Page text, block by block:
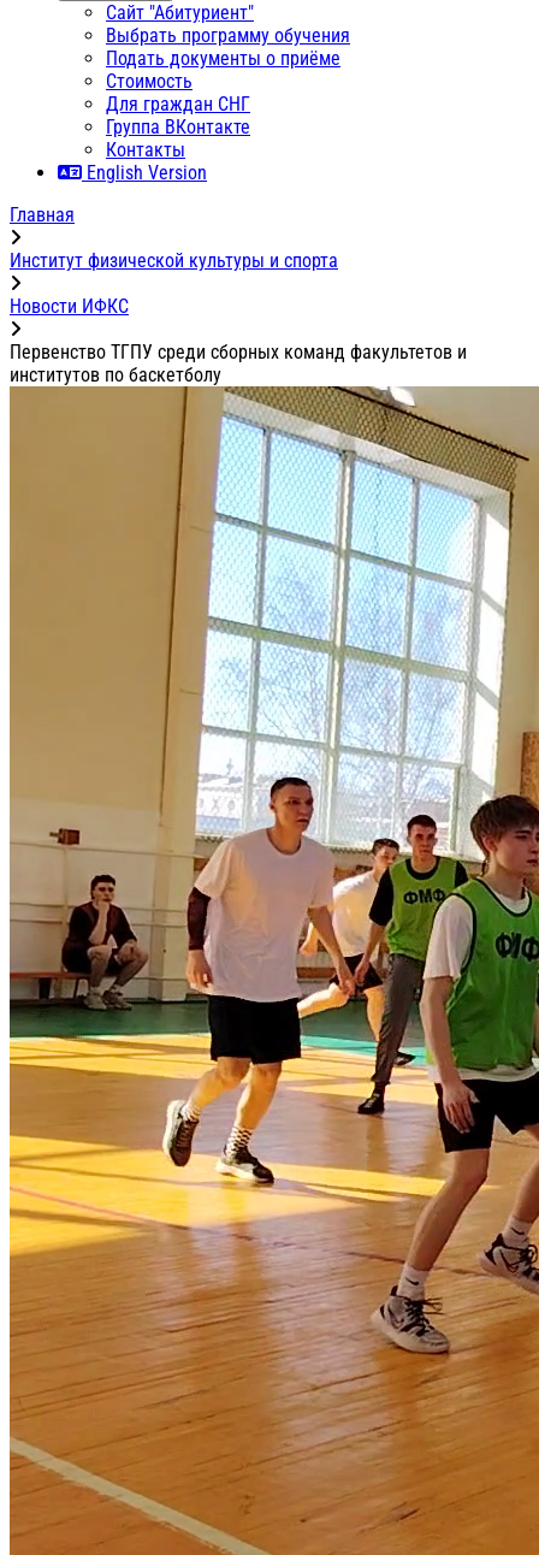
Сайт "Абитуриент"
Выбрать программу обучения
Подать документы о приёме
Стоимость
Для граждан СНГ
Группа ВКонтакте
Контакты
English Version
Главная
Институт физической культуры и спорта
Новости ИФКС
Первенство ТГПУ среди сборных команд факультетов и
институтов по баскетболу